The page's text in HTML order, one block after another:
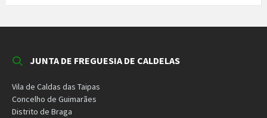
JUNTA DE FREGUESIA DE CALDELAS
Vila de Caldas das Taipas
Concelho de Guimarães
Distrito de Braga